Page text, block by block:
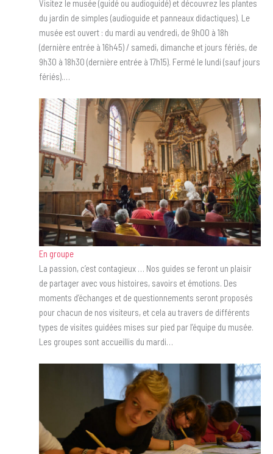
Visitez le musée (guidé ou audioguidé) et découvrez les plantes
du jardin de simples (audioguide et panneaux didactiques). Le
musée est ouvert : du mardi au vendredi, de 9h00 à 18h
(dernière entrée à 16h45) / samedi, dimanche et jours fériés, de
9h30 à 18h30 (dernière entrée à 17h15). Fermé le lundi (sauf jours
fériés).…
En groupe
La passion, c’est contagieux … Nos guides se feront un plaisir
de partager avec vous histoires, savoirs et émotions. Des
moments d’échanges et de questionnements seront proposés
pour chacun de nos visiteurs, et cela au travers de différents
types de visites guidées mises sur pied par l’équipe du musée.
Les groupes sont accueillis du mardi…